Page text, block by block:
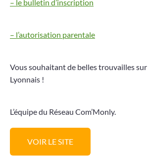
– le bulletin d’inscription
– l’autorisation parentale
Vous souhaitant de belles trouvailles
Lyonnais !
L’équipe du Réseau Com’Monly.
VOIR LE SITE